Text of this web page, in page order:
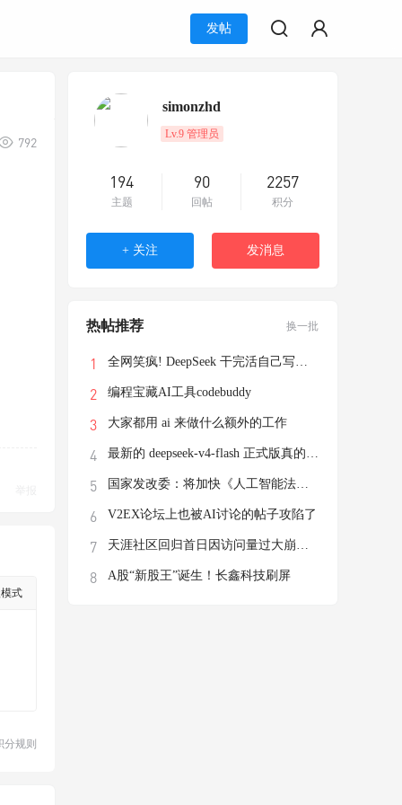
发帖
792
式
分规则
simonzhd
Lv.9 管理员
194
主题
90
回帖
2257
积分
+ 关注 发消息
热帖推荐 换一批
全网笑疯! DeepSeek 干完活自己写了个游戏
编程宝藏AI工具codebuddy
大家都用 ai 来做什么额外的工作
最新的 deepseek-v4-flash 正式版真的有这
国家发改委：将加快《人工智能法》立法进程
V2EX论坛上也被AI讨论的帖子攻陷了
天涯社区回归首日因访问量过大崩溃，前执行
A股“新股王”诞生！长鑫科技刷屏